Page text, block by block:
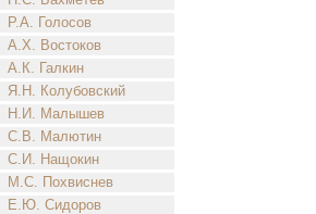
Р.А. Голосов
А.Х. Востоков
А.К. Галкин
Я.Н. Колубовский
Н.И. Малышев
С.В. Малютин
С.И. Нащокин
М.С. Похвиснев
Е.Ю. Сидоров